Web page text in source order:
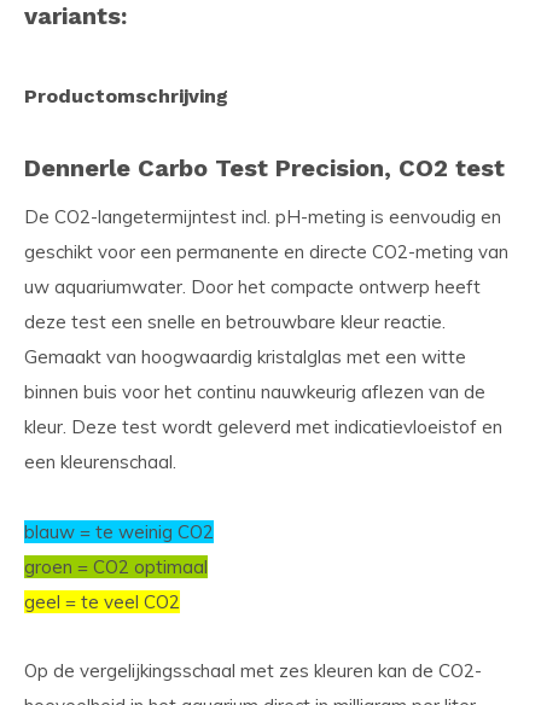
variants:
Productomschrijving
Dennerle Carbo Test Precision, CO2 test
De CO2-langetermijntest incl. pH-meting is eenvoudig en
geschikt voor een permanente en directe CO2-meting van
uw aquariumwater. Door het compacte ontwerp heeft
deze test een snelle en betrouwbare kleur reactie.
Gemaakt van hoogwaardig kristalglas met een witte
binnen buis voor het continu nauwkeurig aflezen van de
kleur. Deze test wordt geleverd met indicatievloeistof en
een kleurenschaal.
blauw = te weinig CO2
groen = CO2 optimaal
geel = te veel CO2
Op de vergelijkingsschaal met zes kleuren kan de CO2-